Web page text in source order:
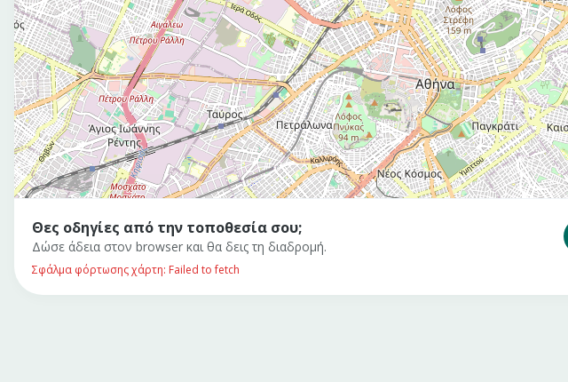
Θες οδηγίες από την τοποθεσία σου;
Δώσε άδεια στον browser και θα δεις τη διαδρομή.
Σφάλμα φόρτωσης χάρτη: Failed to fetch